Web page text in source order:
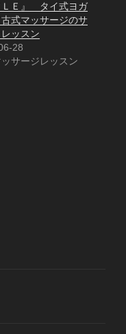
ＬＥ』 タイ式ヨガ
古式マッサージのサ
ッスン
28
サージレッスン